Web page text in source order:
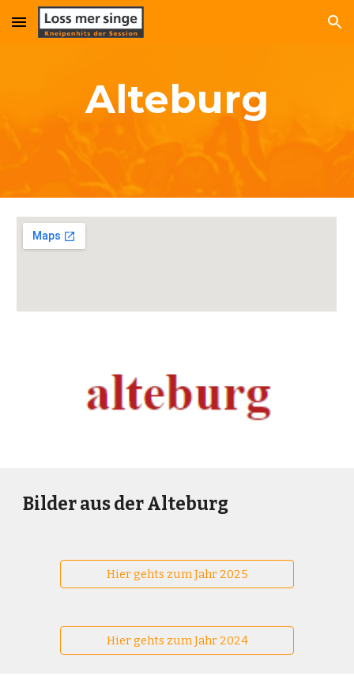
Skip to main content Skip to navigation
Alteburg
Bilder aus der Alteburg
Hier gehts zum Jahr 2025
Hier gehts zum Jahr 2024